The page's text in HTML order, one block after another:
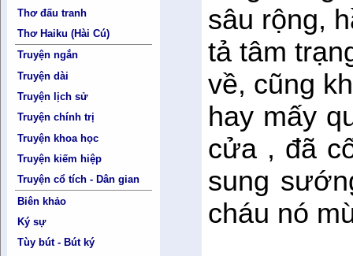
Thơ đấu tranh
Thơ Haiku (Hài Cú)
Truyện ngắn
Truyện dài
Truyện lịch sử
Truyện chính trị
Truyện khoa học
Truyện kiếm hiệp
Truyện cổ tích - Dân gian
Biên khảo
Ký sự
Tùy bút - Bút ký
sâu rộng,
tả tâm
về, cũng
hay mấy
cửa , đã
sung
cháu nó